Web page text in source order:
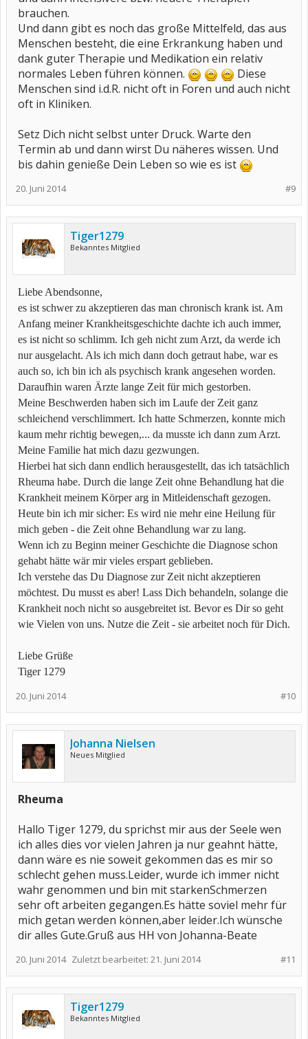
brauchen.
Und dann gibt es noch das große Mittelfeld, das aus
Menschen besteht, die eine Erkrankung haben und
dank guter Therapie und Medikation ein relativ
normales Leben führen können.
Diese
Menschen sind i.d.R. nicht oft in Foren und auch nicht
oft in Kliniken.
Setz Dich nicht selbst unter Druck. Warte den
Termin ab und dann wirst Du näheres wissen. Und
bis dahin genieße Dein Leben so wie es ist
#9
20. Juni 2014
Tiger1279
Bekanntes Mitglied
Liebe Abendsonne,
es ist schwer zu akzeptieren das man chronisch krank ist. Am
Anfang meiner Krankheitsgeschichte dachte ich auch immer,
es ist nicht so schlimm. Ich geh nicht zum Arzt, da werde ich
nur ausgelacht. Als ich mich dann doch getraut habe, war es
auch so, ich bin ich als psychisch krank angesehen worden.
Daraufhin waren Ärzte lange Zeit für mich gestorben.
Meine Beschwerden haben sich im Laufe der Zeit ganz
schleichend verschlimmert. Ich hatte Schmerzen, konnte mich
kaum mehr richtig bewegen,... da musste ich dann zum Arzt.
Meine Familie hat mich dazu gezwungen.
Hierbei hat sich dann endlich herausgestellt, das ich tatsächlich
Rheuma habe. Durch die lange Zeit ohne Behandlung hat die
Krankheit meinem Körper arg in Mitleidenschaft gezogen.
Heute bin ich mir sicher: Es wird nie mehr eine Heilung für
mich geben - die Zeit ohne Behandlung war zu lang.
Wenn ich zu Beginn meiner Geschichte die Diagnose schon
gehabt hätte wär mir vieles erspart geblieben.
Ich verstehe das Du Diagnose zur Zeit nicht akzeptieren
möchtest. Du musst es aber! Lass Dich behandeln, solange die
Krankheit noch nicht so ausgebreitet ist. Bevor es Dir so geht
wie Vielen von uns. Nutze die Zeit - sie arbeitet noch für Dich.
Liebe Grüße
Tiger 1279
#10
20. Juni 2014
Johanna Nielsen
Neues Mitglied
Rheuma
Hallo Tiger 1279, du sprichst mir aus der Seele wen
ich alles dies vor vielen Jahren ja nur geahnt hätte,
dann wäre es nie soweit gekommen das es mir so
schlecht gehen muss.Leider, wurde ich immer nicht
wahr genommen und bin mit starkenSchmerzen
sehr oft arbeiten gegangen.Es hätte soviel mehr für
mich getan werden können,aber leider.Ich wünsche
dir alles Gute.Gruß aus HH von Johanna-Beate
#11
20. Juni 2014 Zuletzt bearbeitet: 21. Juni 2014
Tiger1279
Bekanntes Mitglied